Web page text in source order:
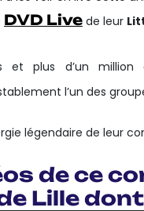
DVD Live de leur
plus d’un million
l’un des
légendaire de leur
de ce
Lille